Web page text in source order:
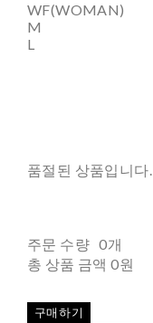
WF(WOMAN)
M
L
품절된 상품입니다.
주문 수량 0개
총 상품 금액 0원
구매하기